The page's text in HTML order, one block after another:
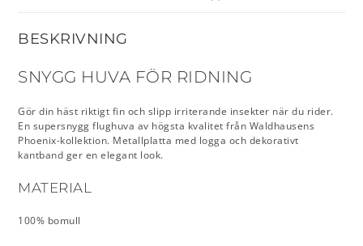
BESKRIVNING
SNYGG HUVA FÖR RIDNING
Gör din häst riktigt fin och slipp irriterande insekter när du rider.
En supersnygg flughuva av högsta kvalitet från Waldhausens
Phoenix-kollektion. Metallplatta med logga och dekorativt
kantband ger en elegant look.
MATERIAL
100% bomull